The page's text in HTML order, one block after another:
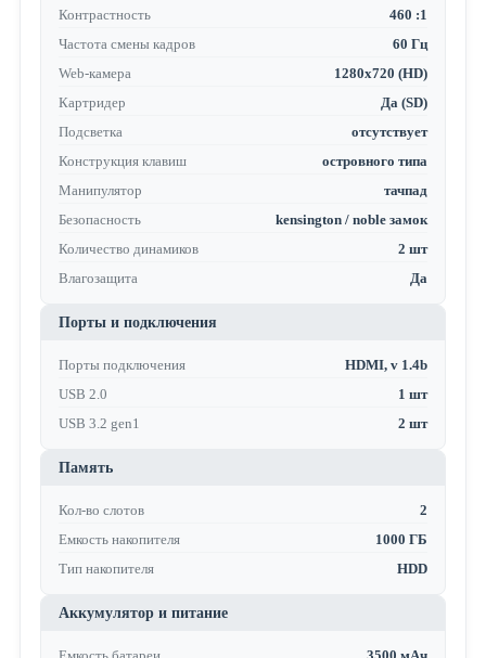
Контрастность
460 :1
Частота смены кадров
60 Гц
Web-камера
1280x720 (HD)
Картридер
Да (SD)
Подсветка
отсутствует
Конструкция клавиш
островного типа
Манипулятор
тачпад
Безопасность
kensington / noble замок
Количество динамиков
2 шт
Влагозащита
Да
Порты и подключения
Порты подключения
HDMI, v 1.4b
USB 2.0
1 шт
USB 3.2 gen1
2 шт
Память
Кол-во слотов
2
Емкость накопителя
1000 ГБ
Тип накопителя
HDD
Аккумулятор и питание